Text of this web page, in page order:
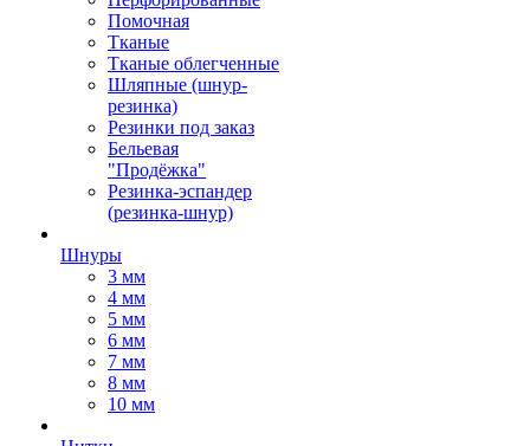
Помочная
Тканые
Тканые облегченные
Шляпные (шнур-
резинка)
Резинки под заказ
Бельевая
"Продёжка"
Резинка-эспандер
(резинка-шнур)
Шнуры
3 мм
4 мм
5 мм
6 мм
7 мм
8 мм
10 мм